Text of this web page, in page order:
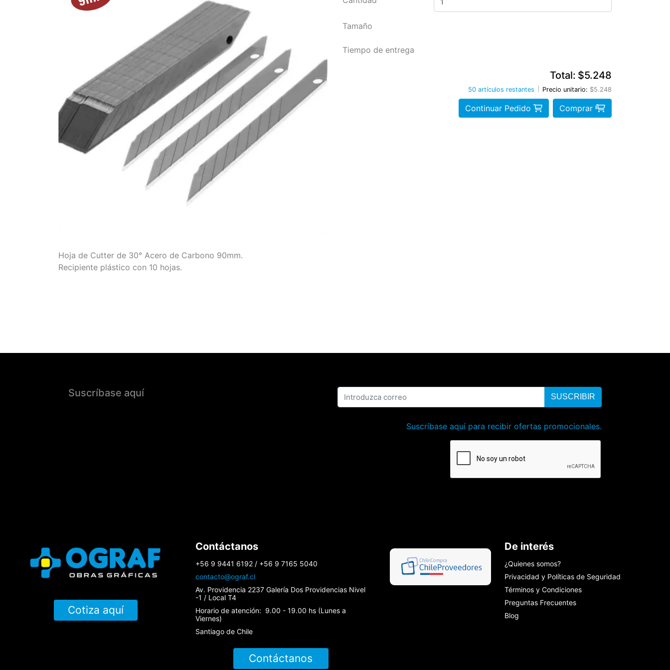
Hoja de Cutter de 30° Acero de Carbono 90mm.
Recipiente plástico con 10 hojas.
Tamaño
Tiempo de entrega
Total: $5.248
50 artículos restantes Precio unitario: $5.248
Continuar Pedido Comprar
Suscríbase aquí SUSCRIBIR
Suscríbase aquí para recibir ofertas promocionales.
Cotiza aquí
Contáctanos
+56 9 9441 6192 / +56 9 7165 5040
contacto@ograf.cl
Av. Providencia 2237 Galería Dos Providencias Nivel
-1 / Local T4
Horario de atención: 9.00 - 19.00 hs (Lunes a
Viernes)
Santiago de Chile
Contáctanos
De interés
¿Quienes somos?
Privacidad y Políticas de Seguridad
Términos y Condiciones
Preguntas Frecuentes
Blog